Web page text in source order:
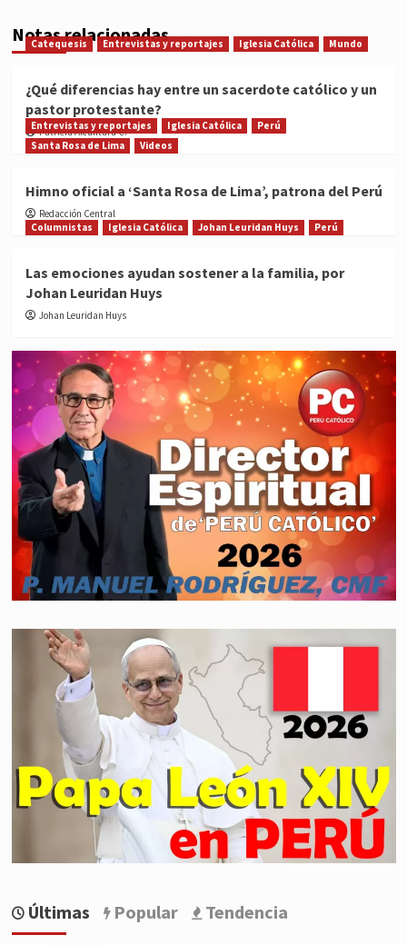
Notas relacionadas
Catequesis Entrevistas y reportajes Iglesia Católica Mundo
¿Qué diferencias hay entre un sacerdote católico y un
pastor protestante?
Patricia Alcántara C.
Entrevistas y reportajes Iglesia Católica
Perú
Santa Rosa de Lima
Videos
Himno oficial a ‘Santa Rosa de Lima’, patrona del Perú
Redacción Central
Columnistas
Iglesia Católica Johan Leuridan Huys Perú
Las emociones ayudan sostener a la familia, por
Johan Leuridan Huys
Johan Leuridan Huys
Últimas Popular Tendencia